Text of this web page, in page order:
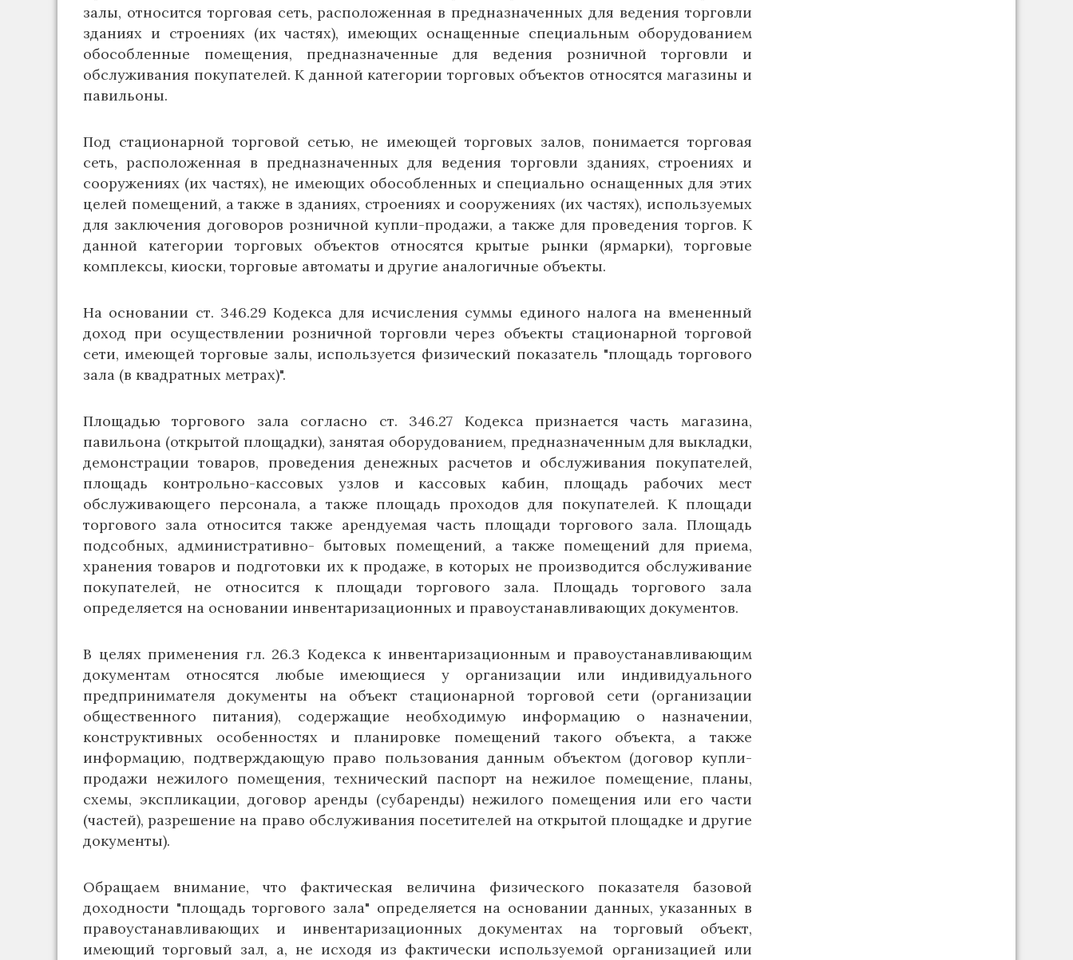
залы, относится торговая сеть, расположенная в предназначенных для ведения торговли
зданиях и строениях (их частях), имеющих оснащенные специальным оборудованием
обособленные помещения, предназначенные для ведения розничной торговли и
обслуживания покупателей. К данной категории торговых объектов относятся магазины и
павильоны.
Под стационарной торговой сетью, не имеющей торговых залов, понимается торговая
сеть, расположенная в предназначенных для ведения торговли зданиях, строениях и
сооружениях (их частях), не имеющих обособленных и специально оснащенных для этих
целей помещений, а также в зданиях, строениях и сооружениях (их частях), используемых
для заключения договоров розничной купли-продажи, а также для проведения торгов. К
данной категории торговых объектов относятся крытые рынки (ярмарки), торговые
комплексы, киоски, торговые автоматы и другие аналогичные объекты.
На основании ст. 346.29 Кодекса для исчисления суммы единого налога на вмененный
доход при осуществлении розничной торговли через объекты стационарной торговой
сети, имеющей торговые залы, используется физический показатель "площадь торгового
зала (в квадратных метрах)".
Площадью торгового зала согласно ст. 346.27 Кодекса признается часть магазина,
павильона (открытой площадки), занятая оборудованием, предназначенным для выкладки,
демонстрации товаров, проведения денежных расчетов и обслуживания покупателей,
площадь контрольно-кассовых узлов и кассовых кабин, площадь рабочих мест
обслуживающего персонала, а также площадь проходов для покупателей. К площади
торгового зала относится также арендуемая часть площади торгового зала. Площадь
подсобных, административно- бытовых помещений, а также помещений для приема,
хранения товаров и подготовки их к продаже, в которых не производится обслуживание
покупателей, не относится к площади торгового зала. Площадь торгового зала
определяется на основании инвентаризационных и правоустанавливающих документов.
В целях применения гл. 26.3 Кодекса к инвентаризационным и правоустанавливающим
документам относятся любые имеющиеся у организации или индивидуального
предпринимателя документы на объект стационарной торговой сети (организации
общественного питания), содержащие необходимую информацию о назначении,
конструктивных особенностях и планировке помещений такого объекта, а также
информацию, подтверждающую право пользования данным объектом (договор купли-
продажи нежилого помещения, технический паспорт на нежилое помещение, планы,
схемы, экспликации, договор аренды (субаренды) нежилого помещения или его части
(частей), разрешение на право обслуживания посетителей на открытой площадке и другие
документы).
Обращаем внимание, что фактическая величина физического показателя базовой
доходности "площадь торгового зала" определяется на основании данных, указанных в
правоустанавливающих и инвентаризационных документах на торговый объект,
имеющий торговый зал, а, не исходя из фактически используемой организацией или